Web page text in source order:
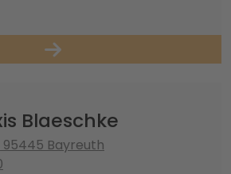
Blaeschke
Bayreuth